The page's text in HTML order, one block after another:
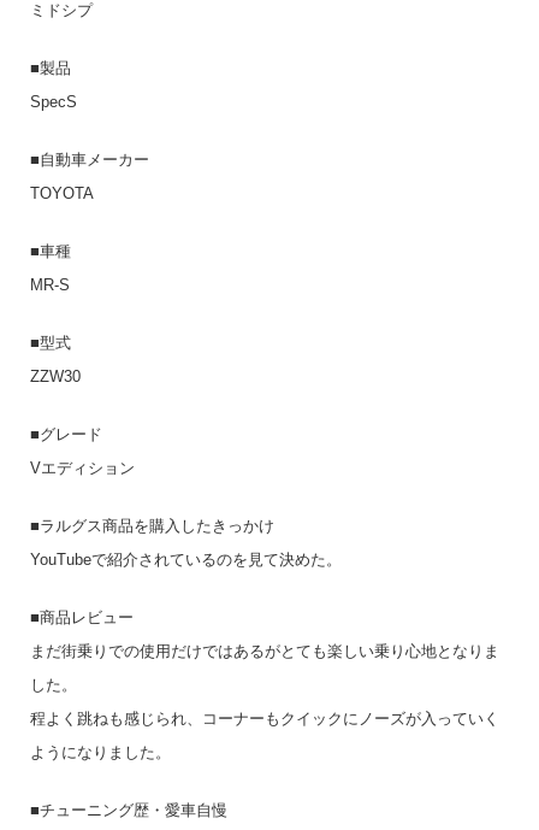
ミドシプ
■製品
SpecS
■自動車メーカー
TOYOTA
■車種
MR-S
■型式
ZZW30
■グレード
Vエディション
■ラルグス商品を購入したきっかけ
YouTubeで紹介されているのを見て決めた。
■商品レビュー
まだ街乗りでの使用だけではあるがとても楽しい乗り心地となりま
した。
程よく跳ねも感じられ、コーナーもクイックにノーズが入っていく
ようになりました。
■チューニング歴・愛車自慢